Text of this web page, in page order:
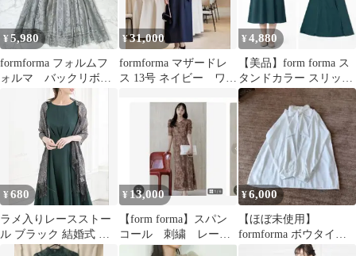
¥5,980
formforma フォルムフ
ォルマ バックリボ
ン 総レース ドレ
¥31,000
formforma マザードレ
ス 13号 ネイビー ワン
¥4,880
【美品】form forma ス
タンドカラー スリット
ワンピース ロング XL
¥680
ラメ入りレースストー
ル ブラック 結婚式 パ
ーティー
¥ 13,000
【form forma】スパン
コール 刺繍 レー
ス ワンピース ドレ
¥6,000
【ほぼ未使用】
formforma ボウタイブ
ラウス ホワイト 長袖